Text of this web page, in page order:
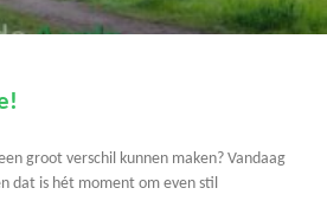
groot verschil kunnen maken? Vandaag
dat is hét moment om even stil